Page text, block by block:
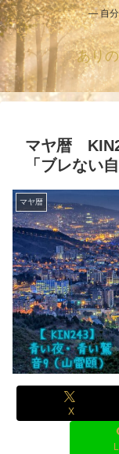
― 自分
あり
マヤ暦
「ブレない
マヤ暦
X